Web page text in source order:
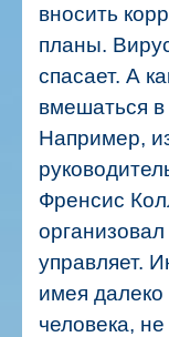
вносить
планы.
спасает. А
вмешаться
Например,
Френсис
управляет.
имея
человека,